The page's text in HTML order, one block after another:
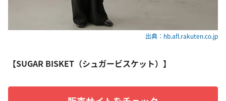
出典：hb.afl.rakuten.co.jp
【SUGAR BISKET（シュガービスケット）】